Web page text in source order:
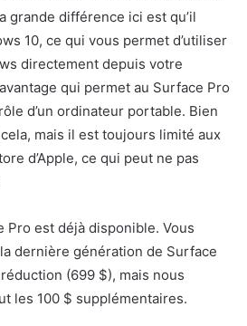
grande différence ici est qu’il
10, ce qui vous permet d’utiliser
directement depuis votre
qui permet au Surface Pro
d’un ordinateur portable. Bien
cela, mais il est toujours limité aux
d’Apple, ce qui peut ne pas
Pro est déjà disponible. Vous
dernière génération de Surface
(699 $), mais nous
les 100 $ supplémentaires.